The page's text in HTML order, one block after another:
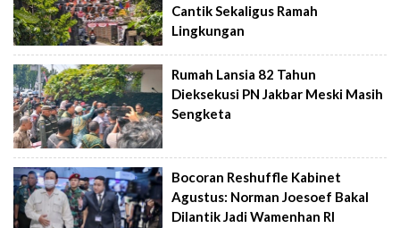
Cantik Sekaligus Ramah
Lingkungan
Rumah Lansia 82 Tahun
Dieksekusi PN Jakbar Meski Masih
Sengketa
Bocoran Reshuffle Kabinet
Agustus: Norman Joesoef Bakal
Dilantik Jadi Wamenhan RI